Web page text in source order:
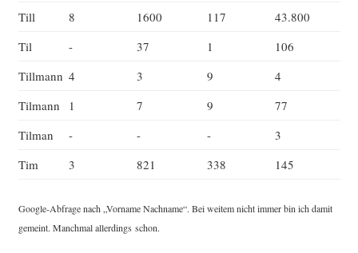
Till
8 1600 117
43.800
Til
- 37 1
106
Till­mann 4 3 9
4
Til­mann
1 7 9
77
Til­man
- - -
3
Tim
3 821 338 145
Goog­le-Abfra­ge nach „Vor­na­me Nach­na­me“. Bei wei­tem nicht immer bin ich damit
gemeint. Manch­mal aller­dings schon.